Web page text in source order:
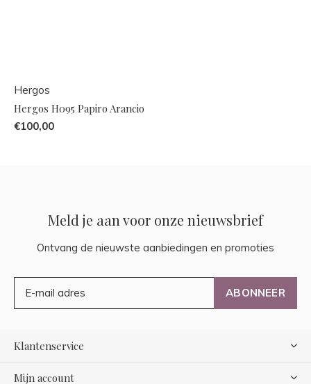
Hergos
Hergos H095 Papiro Arancio
€100,00
Meld je aan voor onze nieuwsbrief
Ontvang de nieuwste aanbiedingen en promoties
ABONNEER
Klantenservice
Mijn account